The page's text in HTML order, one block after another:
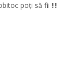
poți să fii !!!!